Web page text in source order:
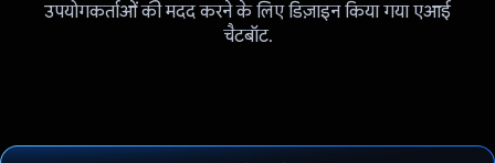
उपयोगकर्ताओं की मदद करने के लिए डिज़ाइन किया गया एआई
चैटबॉट.